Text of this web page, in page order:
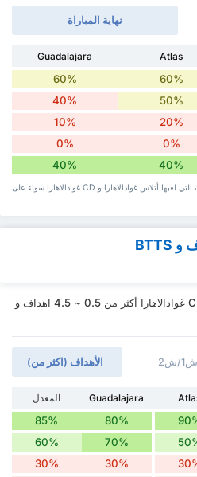
نهاية المباراة
Atlas
Guadalajara
60%
60%
50%
40%
20%
10%
0%
0%
40%
40%
بيانات الأهداف المستقبلة تشمل كل المباريات التي لعبها أتلاس غوادالاهارا و CD غوادالاهارا سواء ‏على
يانات تهديف أتلاس غوادالاهارا و CD غوادالاهارا أكثر من 0.5 ~ 4.5 اهداف و
الأهداف (اكثر من) ش1/ش2
Guadalajara
المعدل
80%
85%
70%
60%
30%
30%